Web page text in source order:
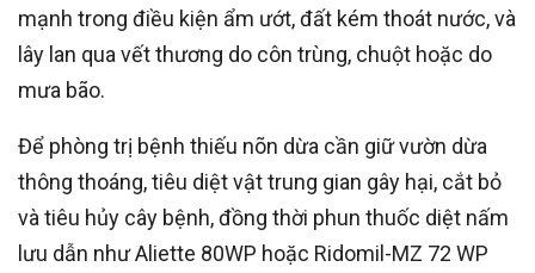
mạnh trong điều kiện ẩm ướt, đất kém thoát nước, và
lây lan qua vết thương do côn trùng, chuột hoặc do
mưa bão.
Để phòng trị bệnh thiếu nõn dừa cần giữ vườn dừa
thông thoáng, tiêu diệt vật trung gian gây hại, cắt bỏ
và tiêu hủy cây bệnh, đồng thời phun thuốc diệt nấm
lưu dẫn như Aliette 80WP hoặc Ridomil-MZ 72 WP